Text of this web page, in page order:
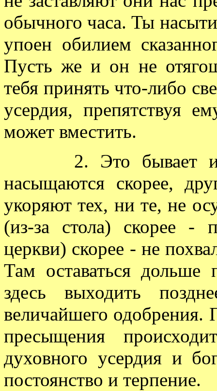
обычного часа. Ты
упоен обилием
Пусть же и он не
тебя принять что-либо
усердия, препятствуя
может вместить.
2. Это бывает и на
насыщаются скорее,
укоряют тех, ни те, не
(из-за стола) скорее -
церкви) скорее - не
Там оставаться дольше
здесь выходить
величайшего одобрения.
пресыщения
духовного усердия и
постоянство и терпение.